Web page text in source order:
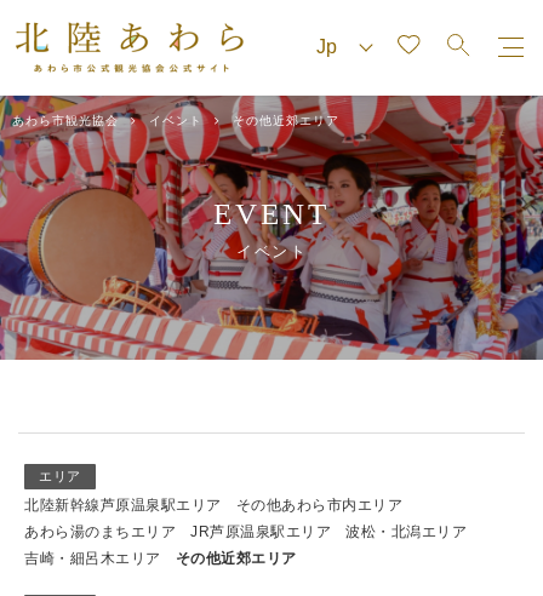
あわら市観光協会 イベント その他近郊エリア
EVENT
イベント
エリア
北陸新幹線芦原温泉駅エリア
その他あわら市内エリア
あわら湯のまちエリア
JR芦原温泉駅エリア
波松・北潟エリア
吉崎・細呂木エリア
その他近郊エリア